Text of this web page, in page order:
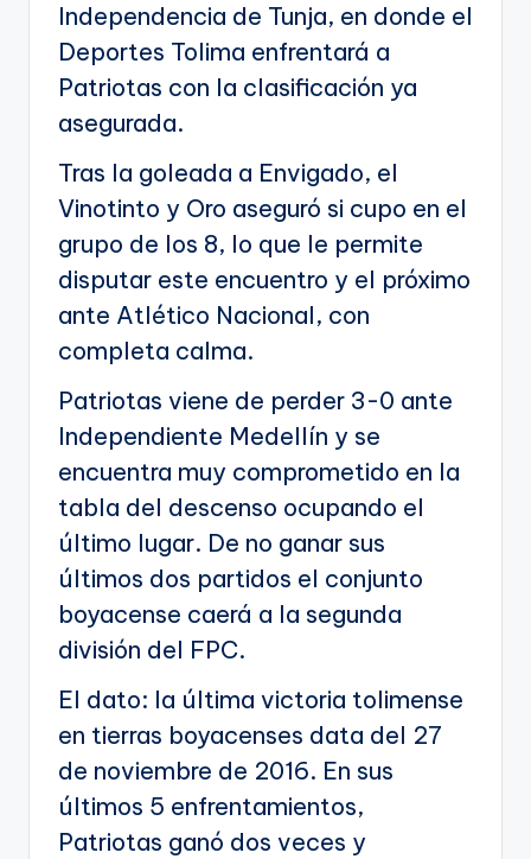
Independencia de Tunja, en donde el
Deportes Tolima enfrentará a
Patriotas con la clasificación ya
asegurada.
Tras la goleada a Envigado, el
Vinotinto y Oro aseguró si cupo en el
grupo de los 8, lo que le permite
disputar este encuentro y el próximo
ante Atlético Nacional, con
completa calma.
Patriotas viene de perder 3-0 ante
Independiente Medellín y se
encuentra muy comprometido en la
tabla del descenso ocupando el
último lugar. De no ganar sus
últimos dos partidos el conjunto
boyacense caerá a la segunda
división del FPC.
El dato: la última victoria tolimense
en tierras boyacenses data del 27
de noviembre de 2016. En sus
últimos 5 enfrentamientos,
Patriotas ganó dos veces y